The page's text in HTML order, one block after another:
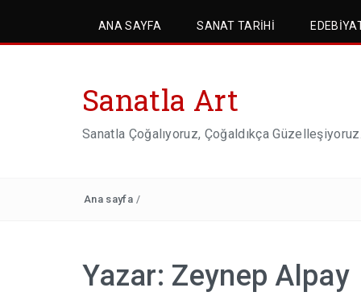
ANA SAYFA SANAT TARIHI
Sanatla Art
Sanatla Çoğalıyoruz, Çoğaldıkça
Ana sayfa /
Yazar: Zeynep Alpay